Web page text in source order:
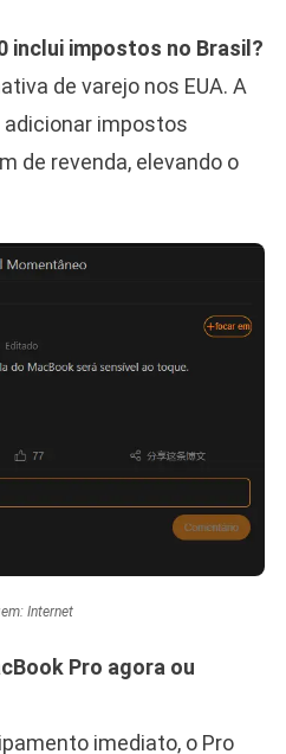
inclui impostos no Brasil?
de varejo nos EUA. A
impostos
de revenda, elevando o
Internet
Pro agora ou
imediato, o Pro